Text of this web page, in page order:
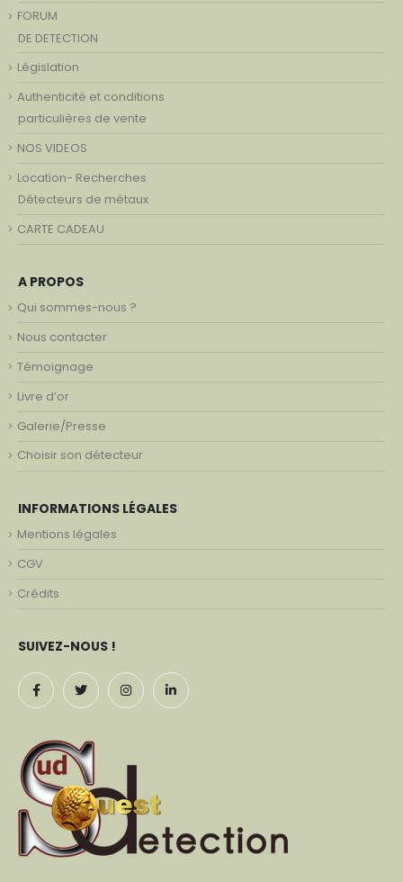
FORUM
DE DETECTION
Législation
Authenticité et conditions
particulières de vente
NOS VIDEOS
Location- Recherches
Détecteurs de métaux
CARTE CADEAU
A PROPOS
Qui sommes-nous ?
Nous contacter
Témoignage
Livre d’or
Galerie/Presse
Choisir son détecteur
INFORMATIONS LÉGALES
Mentions légales
CGV
Crédits
SUIVEZ-NOUS !